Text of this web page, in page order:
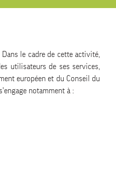
le cadre de cette activité,
utilisateurs de ses services,
européen et du Conseil du
s'engage notamment à :